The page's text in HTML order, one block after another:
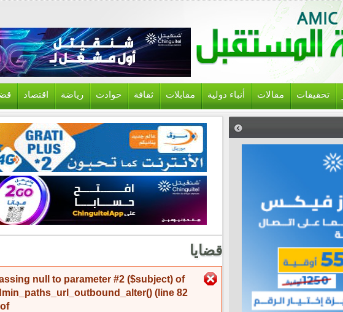
تحقيقات مقالات أنباء دولية مقابلات ثقافة حوادث رياضة اقتصاد
قضايا
رسالة الخطأ
null to parameter #2 ($subject) of
(line 82
of